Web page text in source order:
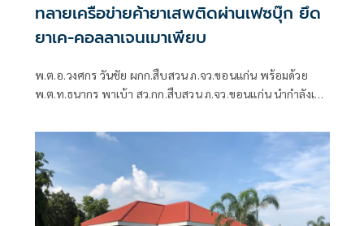
ทลายเครือข่ายค้ายาเสพติดผ่านเฟซบุ๊ก ยึด
ยาเค-คอลลาเจนเมาเพียบ
พ.ต.อ.วงศกร วันชัย ผกก.สืบสวน ภ.จว.ขอนแก่น พร้อมด้วย
พ.ต.ท.ธนากร พาเบ้า สว.กก.สืบสวน ภ.จว.ขอนแก่น นำกำลังเจ้า
ต้องหาอายุ 18 ปี จำนวน 4 คน พร้อมยาเคหรือคีตามีนคอลลา
เจน อาวุธปืนไทยประดิษฐ์ เครื่องกระสุนปืน และโทรศัพท์มือ
ถือ หลังสืบสวนพบพฤติการณ์ลักลอบจำหน่ายยา